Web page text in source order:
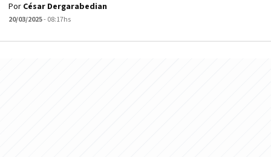
Por César Dergarabedian
20/03/2025- 08:17hs